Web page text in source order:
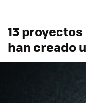
13
han creado